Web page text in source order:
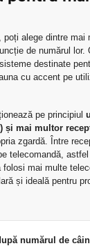
poți alege dintre mai
de numărul lor.
destinate
cu accent pe
pe principiul
și mai multor
zgardă. Între
telecomandă,
mai multe
și ideală pentru
numărul de